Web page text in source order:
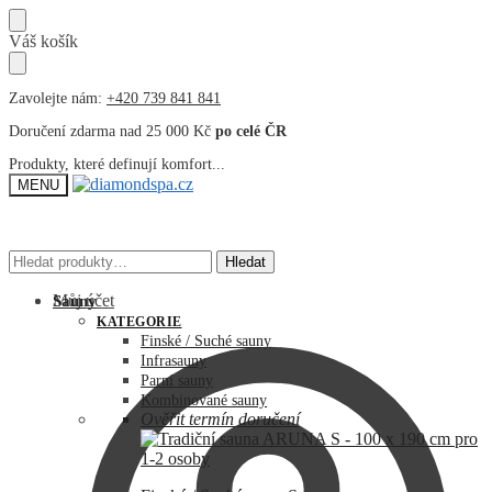
Přeskočit
na
navigaci
Přeskočit
na
obsah
Váš košík
Zavolejte nám: +420 739 841 841
Doručení zdarma nad 25 000 Kč po celé ČR
Produkty, které definují komfort...
MENU
Hledat: Hledat
Můj účet
Hledat: Hledat
Sauny
KATEGORIE
Finské / Suché sauny
Infrasauny
Parní sauny
Kombinované sauny
Ověřit termín doručení